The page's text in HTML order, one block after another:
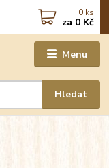
Menu
Hledat
0 ks
za 0 Kč